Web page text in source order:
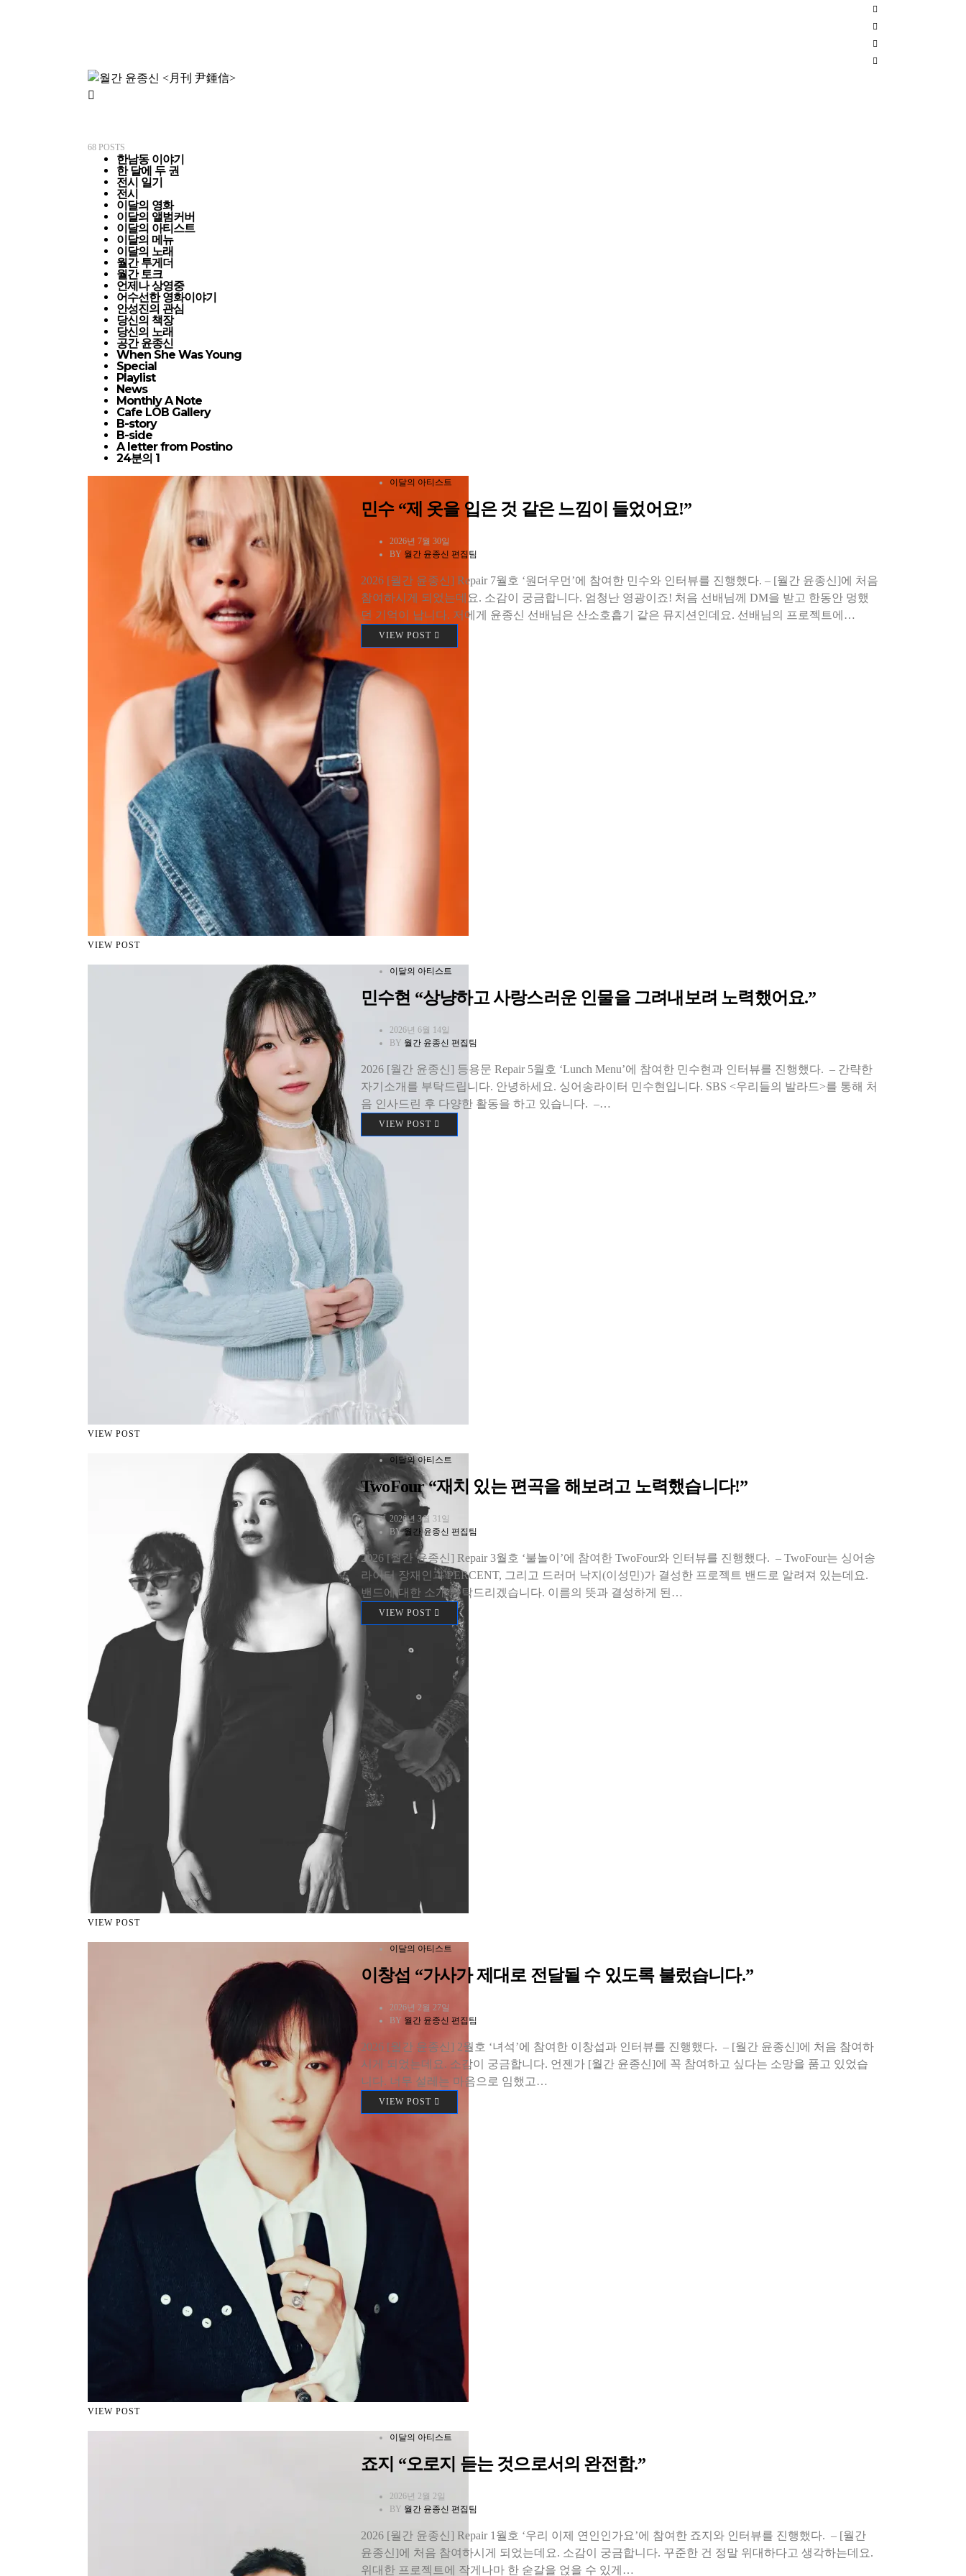
68 POSTS
한남동 이야기
한 달에 두 권
전시 일기
전시
이달의 영화
이달의 앨범커버
이달의 아티스트
이달의 메뉴
이달의 노래
월간 투게더
월간 토크
언제나 상영중
어수선한 영화이야기
안성진의 관심
당신의 책장
당신의 노래
공간 윤종신
When She Was Young
Special
Playlist
News
Monthly A Note
Cafe LOB Gallery
B-story
B-side
A letter from Postino
24분의 1
VIEW POST
이달의 아티스트
민수 “제 옷을 입은 것 같은 느낌이 들었어요!”
2026년 7월 30일
BY 월간 윤종신 편집팀
2026 [월간 윤종신] Repair 7월호 ‘원더우먼’에 참여한 민수와 인터뷰를 진행했다. – [월간 윤종신]에 처음
참여하시게 되었는데요. 소감이 궁금합니다. 엄청난 영광이죠! 처음 선배님께 DM을 받고 한동안 멍했
던 기억이 납니다. 저에게 윤종신 선배님은 산소호흡기 같은 뮤지션인데요. 선배님의 프로젝트에…
VIEW POST
VIEW POST
이달의 아티스트
민수현 “상냥하고 사랑스러운 인물을 그려내보려 노력했어요.”
2026년 6월 14일
BY 월간 윤종신 편집팀
2026 [월간 윤종신] 등용문 Repair 5월호 ‘Lunch Menu’에 참여한 민수현과 인터뷰를 진행했다. – 간략한
자기소개를 부탁드립니다. 안녕하세요. 싱어송라이터 민수현입니다. SBS <우리들의 발라드>를 통해 처
음 인사드린 후 다양한 활동을 하고 있습니다. –…
VIEW POST
VIEW POST
이달의 아티스트
TwoFour “재치 있는 편곡을 해보려고 노력했습니다!”
2026년 3월 31일
BY 월간 윤종신 편집팀
2026 [월간 윤종신] Repair 3월호 ‘불놀이’에 참여한 TwoFour와 인터뷰를 진행했다. – TwoFour는 싱어송
라이터 장재인과 PERCENT, 그리고 드러머 낙지(이성민)가 결성한 프로젝트 밴드로 알려져 있는데요.
밴드에 대한 소개 부탁드리겠습니다. 이름의 뜻과 결성하게 된…
VIEW POST
VIEW POST
이달의 아티스트
이창섭 “가사가 제대로 전달될 수 있도록 불렀습니다.”
2026년 2월 27일
BY 월간 윤종신 편집팀
2026 [월간 윤종신] 2월호 ‘녀석’에 참여한 이창섭과 인터뷰를 진행했다. – [월간 윤종신]에 처음 참여하
시게 되었는데요. 소감이 궁금합니다. 언젠가 [월간 윤종신]에 꼭 참여하고 싶다는 소망을 품고 있었습
니다. 너무 설레는 마음으로 임했고…
VIEW POST
이달의 아티스트
죠지 “오로지 듣는 것으로서의 완전함.”
2026년 2월 2일
BY 월간 윤종신 편집팀
2026 [월간 윤종신] Repair 1월호 ‘우리 이제 연인인가요’에 참여한 죠지와 인터뷰를 진행했다. – [월간
윤종신]에 처음 참여하시게 되었는데요. 소감이 궁금합니다. 꾸준한 건 정말 위대하다고 생각하는데요.
위대한 프로젝트에 작게나마 한 숟갈을 얹을 수 있게…